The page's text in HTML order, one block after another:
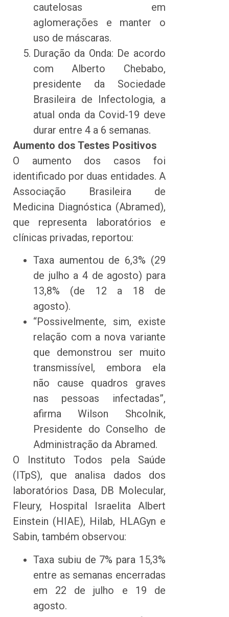
cautelosas em
aglomerações e manter o
uso de máscaras.
Duração da Onda: De acordo
com Alberto Chebabo,
presidente da Sociedade
Brasileira de Infectologia, a
atual onda da Covid-19 deve
durar entre 4 a 6 semanas.
Aumento dos Testes Positivos
O aumento dos casos foi
identificado por duas entidades. A
Associação Brasileira de
Medicina Diagnóstica (Abramed),
que representa laboratórios e
clínicas privadas, reportou:
Taxa aumentou de 6,3% (29
de julho a 4 de agosto) para
13,8% (de 12 a 18 de
agosto).
“Possivelmente, sim, existe
relação com a nova variante
que demonstrou ser muito
transmissível, embora ela
não cause quadros graves
nas pessoas infectadas”,
afirma Wilson Shcolnik,
Presidente do Conselho de
Administração da Abramed.
O Instituto Todos pela Saúde
(ITpS), que analisa dados dos
laboratórios Dasa, DB Molecular,
Fleury, Hospital Israelita Albert
Einstein (HIAE), Hilab, HLAGyn e
Sabin, também observou:
Taxa subiu de 7% para 15,3%
entre as semanas encerradas
em 22 de julho e 19 de
agosto.